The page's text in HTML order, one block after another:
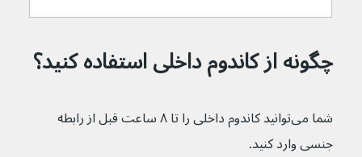
چگونه از کاندوم داخلی استفاده کنید؟
شما می‌توانید کاندوم داخلی را تا ۸ ساعت قبل از رابطه
جنسی وارد کنید.